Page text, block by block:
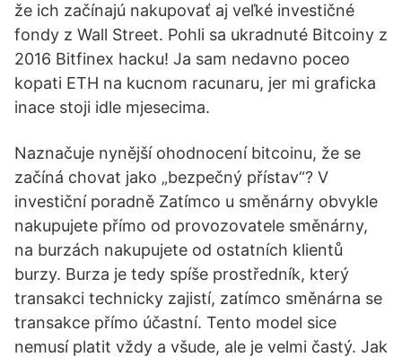
že ich začínajú nakupovať aj veľké investičné
fondy z Wall Street. Pohli sa ukradnuté Bitcoiny z
2016 Bitfinex hacku! Ja sam nedavno poceo
kopati ETH na kucnom racunaru, jer mi graficka
inace stoji idle mjesecima.
Naznačuje nynější ohodnocení bitcoinu, že se
začíná chovat jako „bezpečný přístav“? V
investiční poradně Zatímco u směnárny obvykle
nakupujete přímo od provozovatele směnárny,
na burzách nakupujete od ostatních klientů
burzy. Burza je tedy spíše prostředník, který
transakci technicky zajistí, zatímco směnárna se
transakce přímo účastní. Tento model sice
nemusí platit vždy a všude, ale je velmi častý. Jak